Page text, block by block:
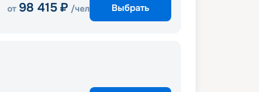
от 98 415 ₽ /чел Выбрать